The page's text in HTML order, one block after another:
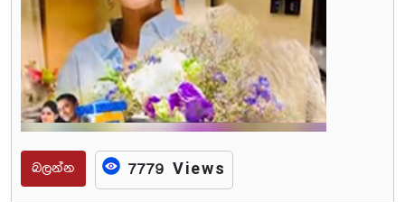
බලන්න 7779 Views